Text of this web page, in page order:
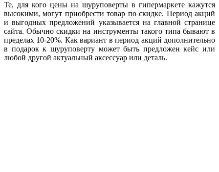
Те, для кого цены на шуруповерты в гипермаркете кажутся
высокими, могут приобрести товар по скидке. Период акций
и выгодных предложений указывается на главной странице
сайта. Обычно скидки на инструменты такого типа бывают в
пределах 10-20%. Как вариант в период акций дополнительно
в подарок к шуруповерту может быть предложен кейс или
любой другой актуальный аксессуар или деталь.